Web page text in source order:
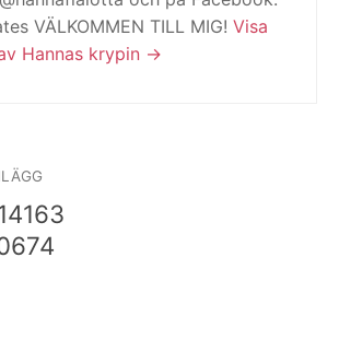
VÄLKOMMEN TILL MIG! Visa
Hannas krypin